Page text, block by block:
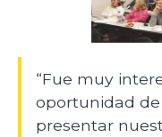
“Fue muy
oportunidad
presentar